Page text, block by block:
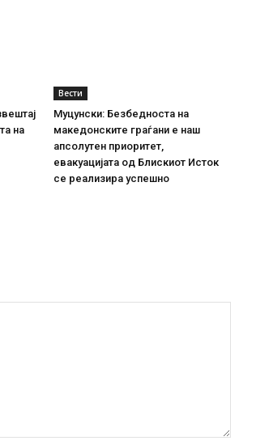
на
Вести
Муцунски: Безбедноста на
македонските граѓани е наш
апсолутен приоритет,
евакуацијата од Блискиот Исток
се реализира успешно